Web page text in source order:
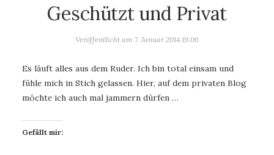
Geschützt und Privat
Veröffentlicht am 7. Januar 2014 19:06
Es läuft alles aus dem Ruder. Ich bin total einsam und
fühle mich in Stich gelassen. Hier, auf dem privaten Blog
möchte ich auch mal jammern dürfen …
Gefällt mir: